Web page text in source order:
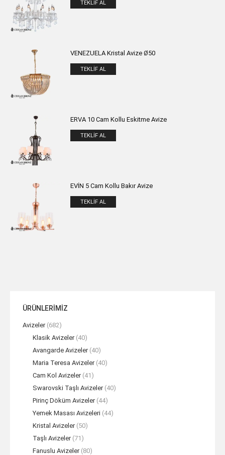
TEKLIF AL
VENEZUELA Kristal Avize Ø50
TEKLIF AL
ERVA 10 Cam Kollu Eskitme Avize
TEKLIF AL
EVİN 5 Cam Kollu Bakır Avize
TEKLIF AL
ÜRÜNLERİMİZ
Avizeler (682)
Klasik Avizeler (40)
Avangarde Avizeler (40)
Maria Teresa Avizeler (40)
Cam Kol Avizeler (41)
Swarovski Taşlı Avizeler (40)
Pirinç Döküm Avizeler (44)
Yemek Masası Avizeleri (44)
Kristal Avizeler (50)
Taşlı Avizeler (71)
Fanuslu Avizeler (80)